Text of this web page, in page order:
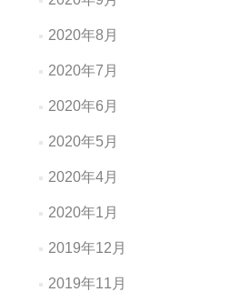
2020年8月
2020年7月
2020年6月
2020年5月
2020年4月
2020年1月
2019年12月
2019年11月